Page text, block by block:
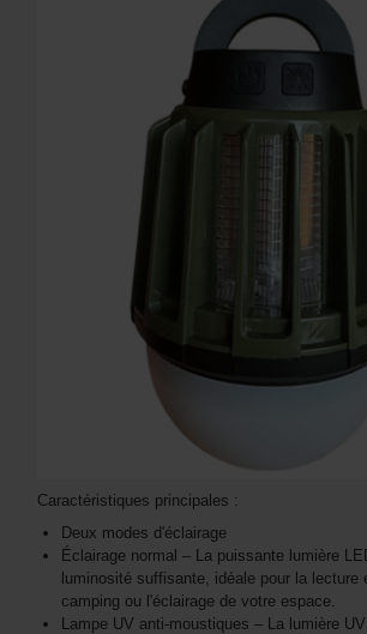
Caractéristiques principales :
Deux modes d'éclairage
Éclairage normal – La puissante lumière
luminosité suffisante, idéale pour la lecture
camping ou l'éclairage de votre espace.
Lampe UV anti-moustiques – La lumière